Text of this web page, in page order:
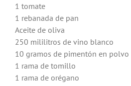
1 tomate
1 rebanada de pan
Aceite de oliva
250 mililitros de vino blanco
10 gramos de pimentón en polvo
1 rama de tomillo
1 rama de orégano